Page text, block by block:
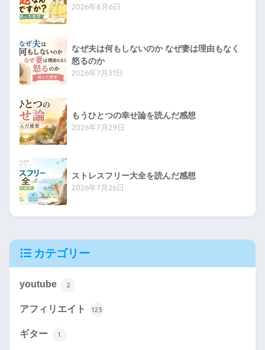
2026年8月6日
なぜ夫は何もしないのか なぜ妻は理由もなく
怒るのか
2026年7月31日
もうひとつの幸せ論を読んだ感想
2026年7月29日
ストレスフリー大全を読んだ感想
2026年7月26日
カテゴリー
youtube 2
アフィリエイト 123
ギター 1